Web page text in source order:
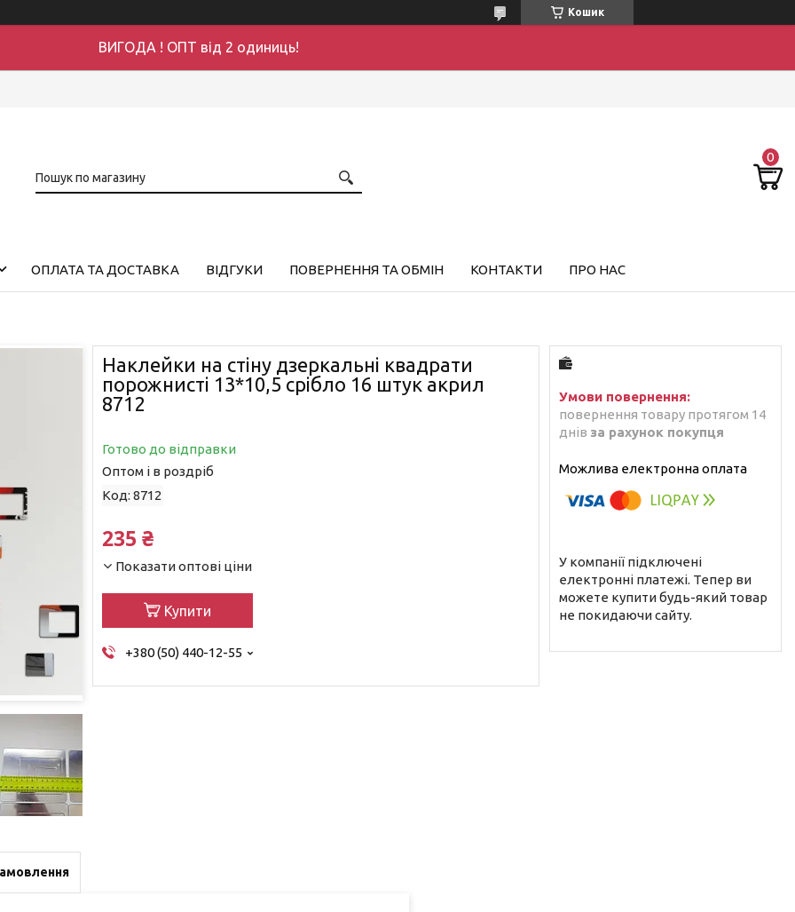
Кошик
ВИГОДА ! ОПТ від 2 одиниць!
ОПЛАТА ТА ДОСТАВКА ВІДГУКИ ПОВЕРНЕННЯ ТА ОБМІН КОНТАКТИ ПРО НАС
Наклейки на стіну дзеркальні квадрати
порожнисті 13*10,5 срібло 16 штук акрил
8712
Готово до відправки
Оптом і в роздріб
Код: 8712
235 ₴
Показати оптові ціни
Купити
+380 (50) 440-12-55
повернення товару протягом 14
днів за рахунок покупця
У компанії підключені
електронні платежі. Тепер ви
можете купити будь-який товар
не покидаючи сайту.